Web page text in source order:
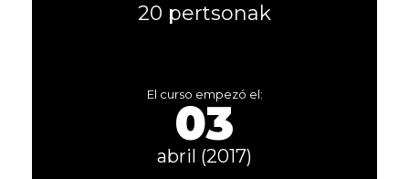
20 pertsonak
El curso empezó el:
03
abril (2017)